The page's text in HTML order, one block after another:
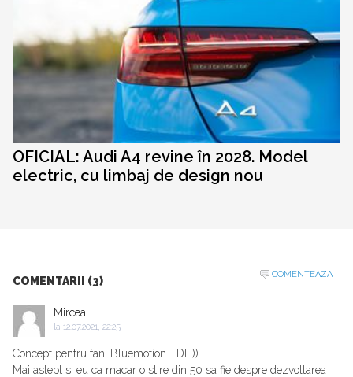
OFICIAL: Audi A4 revine în 2028. Model
electric, cu limbaj de design nou
COMENTARII (3)
COMENTEAZA
Mircea
la 12.07.2021, 22:25
Concept pentru fani Bluemotion TDI :))
Mai astept si eu ca macar o stire din 50 sa fie despre dezvoltarea